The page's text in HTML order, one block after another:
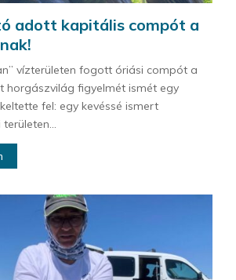
adott kapitális compót a
vízterületen fogott óriási compót a
horgászvilág figyelmét ismét egy
fel: egy kevéssé ismert